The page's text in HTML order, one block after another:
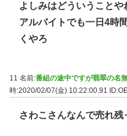
よしみはどういうことや
アルバイトでも一日4時
くやろ
11 名前:番組の途中ですが翡翠の名
時:2020/02/07(金) 10:22:00.91
さわこさんなんで売れ残